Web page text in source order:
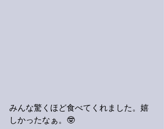
みんな驚くほど食べてくれました。嬉
しかったなぁ。🤓